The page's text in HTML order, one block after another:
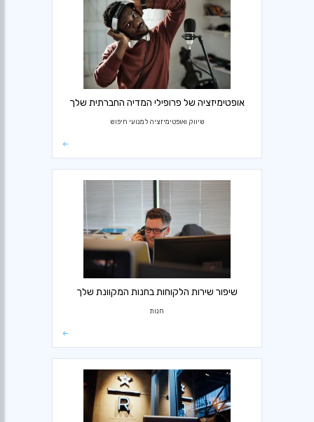
אופטימיזציה של פרופילי המדיה החברתית שלך
שיווק ואופטימיזציה למנועי חיפוש
שיפור שירות הלקוחות בחנות המקוונת שלך
חנות